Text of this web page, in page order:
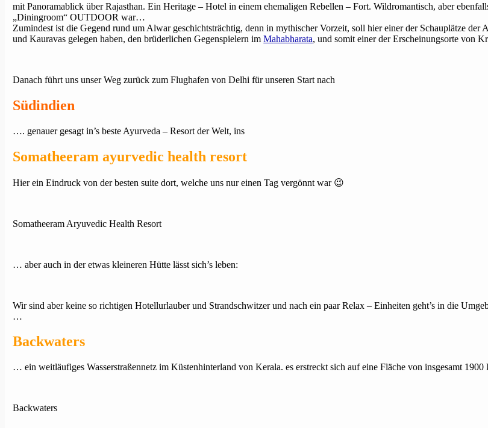
mit Panoramablick über Rajasthan. Ein Heritage – Hotel in einem ehemaligen Rebellen – Fort. Wildromantisch, aber
„Diningroom“ OUTDOOR war…
Zumindest ist die Gegend rund um Alwar geschichtsträchtig, denn in mythischer Vorzeit, soll hier einer der Schauplätze der
und Kauravas gelegen haben, den brüderlichen Gegenspielern imMahabharata, und somit einer der Erscheinungsorte von
Danach führt uns unser Weg zurück zum Flughafen von Delhi für unseren Start nach
Südindien
…. genauer gesagt in’s beste Ayurveda – Resort der Welt, ins
Somatheeram ayurvedic health resort
Hier ein Eindruck von der besten suite dort, welche uns nur einen Tag vergönnt war 😉
Somatheeram Aryuvedic Health Resort
… aber auch in der etwas kleineren Hütte lässt sich’s leben:
Wir sind aber keine so richtigen Hotellurlauber und Strandschwitzer und nach ein paar Relax – Einheiten geht’s in die
…
Backwaters
… ein weitläufiges Wasserstraßennetz im Küstenhinterland von Kerala. es erstreckt sich auf eine Fläche von insgesamt 1900
Backwaters